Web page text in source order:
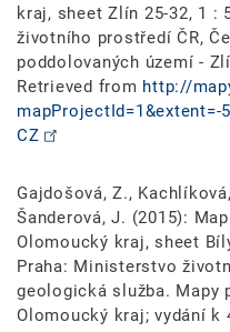
kraj, sheet Zlín 25-32, 1 :
životního prostředí ČR,
poddolovaných území -
Retrieved from http://
mapProjectId=1&extent=-
CZ
Gajdošová, Z.,
Šanderová, J. (2015):
Olomoucký kraj, sheet
Praha: Ministerstvo
geologická služba. Mapy
Olomoucký kraj; vydání k